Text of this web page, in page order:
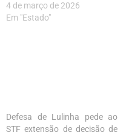
4 de março de 2026
Em "Estado"
Defesa de Lulinha pede ao
STF extensão de decisão de